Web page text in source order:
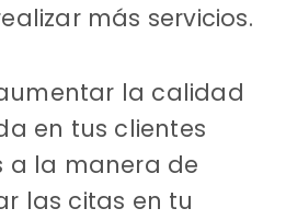
más servicios.
la calidad
en tus clientes
a la manera de
las citas en tu